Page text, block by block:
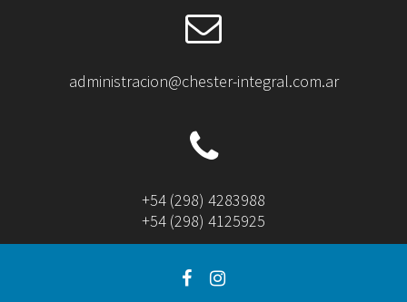
administracion@chester-integral.com.ar
+54 (298) 4283988
+54 (298) 4125925